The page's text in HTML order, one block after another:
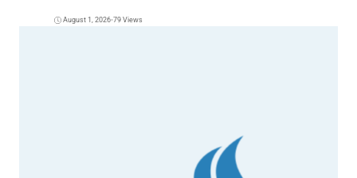
August 1, 2026•79 Views